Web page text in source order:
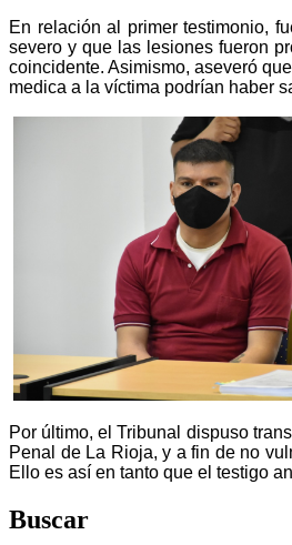
En relación al primer testimonio,
severo y que las lesiones fueron
coincidente. Asimismo, aseveró
medica a la víctima podrían haber
Por último, el Tribunal dispuso
Penal de La Rioja, y a fin de no
Ello es así en tanto que el testigo
Buscar